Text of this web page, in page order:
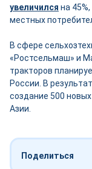
увеличился на
местных
В сфере
«Ростсельмаш» и
тракторов
России. В
создание 500
Азии.
Поделиться